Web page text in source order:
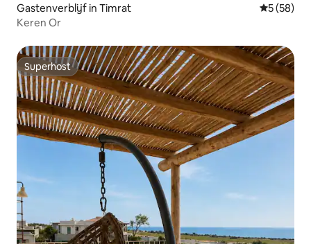
Gastenverblijf in Timrat
5 (58)
Keren Or
Superhost
Superhost